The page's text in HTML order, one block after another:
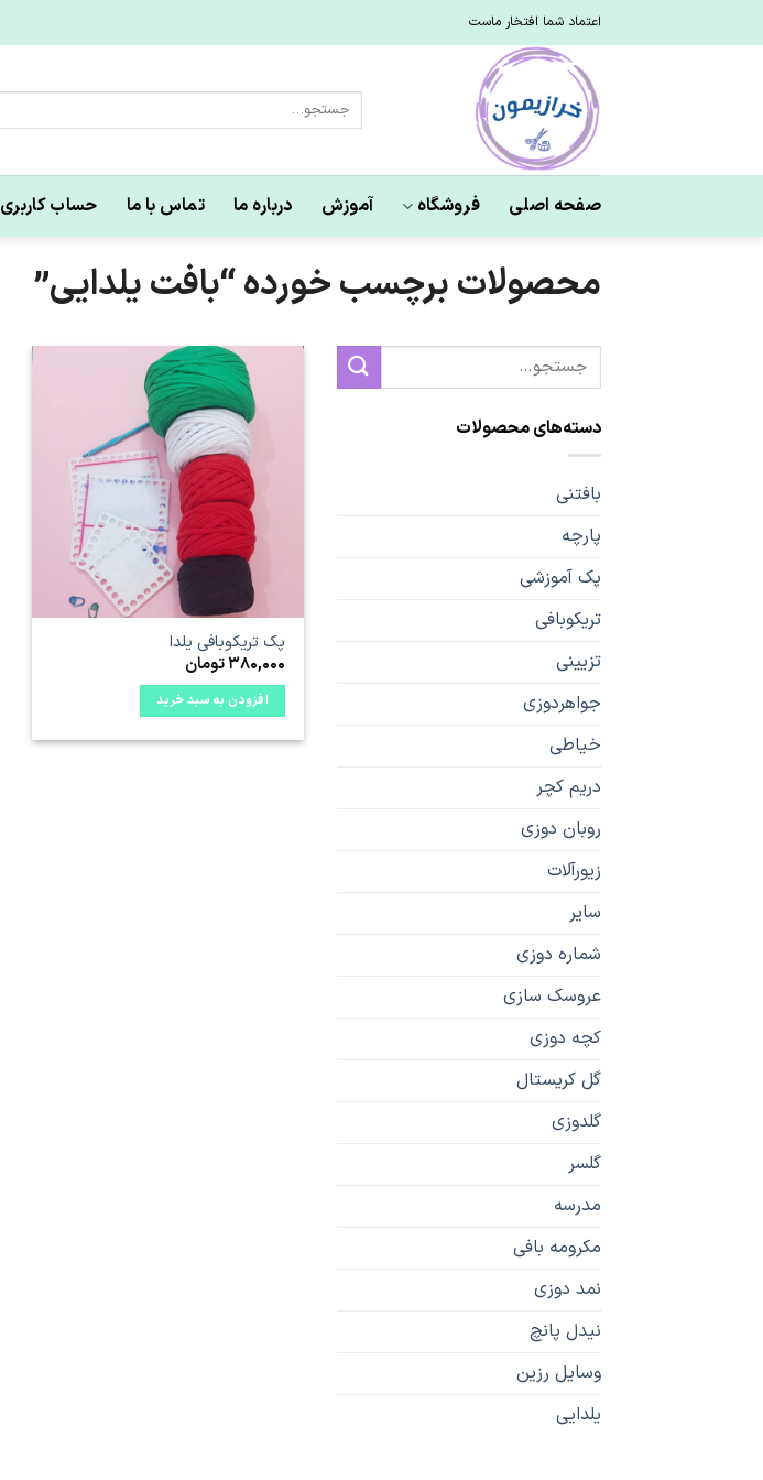
to
اعتماد شما افتخار ماست
برای:
صفحه اصلی فروشگاه آموزش درباره ما تماس با ما حساب کاربری
محصولات برچسب خورده “بافت یلدایی”
جستجو
برای:
دسته‌های محصولات
بافتنی
پارچه
پک آموزشی
تریکوبافی
تزیینی
جواهردوزی
خیاطی
دریم کچر
روبان دوزی
زیورآلات
سایر
شماره دوزی
عروسک سازی
کچه دوزی
گل کریستال
گلدوزی
گلسر
مدرسه
مکرومه بافی
نمد دوزی
نیدل پانچ
وسایل رزین
یلدایی
مندی
پک تریکوبافی یلدا
380,000تومان
افزودن به سبد خرید